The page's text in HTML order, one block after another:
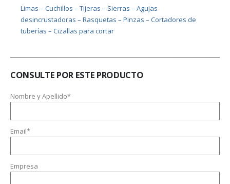
Limas – Cuchillos – Tijeras – Sierras – Agujas
desincrustadoras – Rasquetas – Pinzas – Cortadores de
tuberías – Cizallas para cortar
CONSULTE POR ESTE PRODUCTO
Nombre y Apellido*
Email*
Empresa